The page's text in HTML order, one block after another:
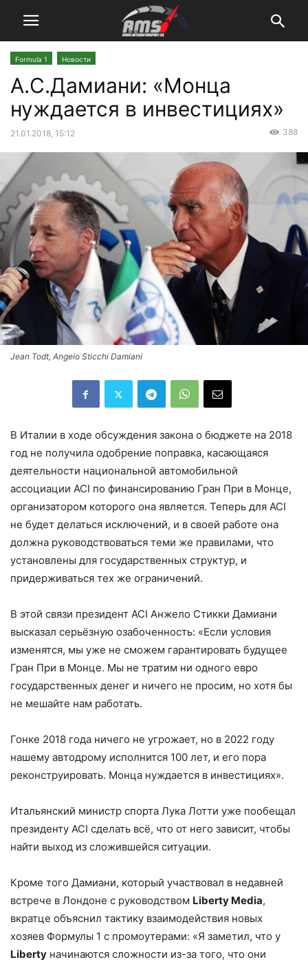
Formula 1 Новости
А.С.Дамиани: «Монца
нуждается в инвестициях»
21.01.2018, 15:12 388
Jean Todt, Angelo Sticchi Damiani
В Италии в ходе обсуждения закона о бюджете на 2018
год не получила одобрение поправка, касающаяся
деятельности национальной автомобильной
ассоциации ACI по финансированию Гран При в Монце,
организатором которого она является. Теперь для ACI
не будет делаться исключений, и в своей работе она
должна руководствоваться теми же правилами, что
установлены для государственных структур, и
придерживаться тех же ограничений.
В этой связи президент ACI Анжело Стикки Дамиани
высказал серьёзную озабоченность: «Если условия
изменятся, мы уже не сможем гарантировать будущее
Гран При в Монце. Мы не тратим ни одного евро
государственных денег и ничего не просим, но хотя бы
не мешайте нам работать.
Гонке 2018 года ничего не угрожает, но в 2022 году
нашему автодрому исполнится 100 лет, и его пора
реконструировать. Монца нуждается в инвестициях».
Итальянский министр спорта Лука Лотти уже пообещал
президенту ACI сделать всё, что от него зависит, чтобы
найти выход из сложившейся ситуации.
Кроме того Дамиани, который участвовал в недавней
встрече в Лондоне с руководством Liberty Media,
вкратце объяснил тактику взаимодействия новых
хозяев Формулы 1 с промоутерами: «Я заметил, что у
Liberty начинаются сложности из-за того, что они